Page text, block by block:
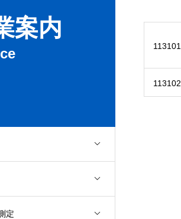
案内
定
113101
113102